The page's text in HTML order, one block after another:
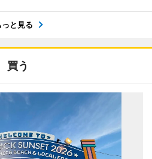
っと見る
買う